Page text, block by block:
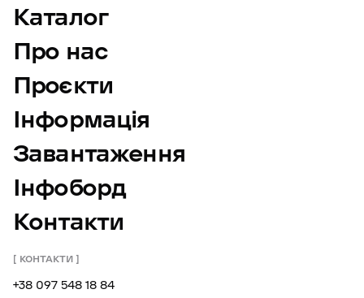
Каталог
Про нас
Проєкти
Інформація
Завантаження
Інфоборд
Контакти
КОНТАКТИ
+38 097 548 18 84